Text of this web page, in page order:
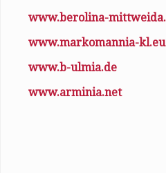
www.berolina-
www.markomannia-kl.eu
www.b-ulmia.de
www.arminia.net